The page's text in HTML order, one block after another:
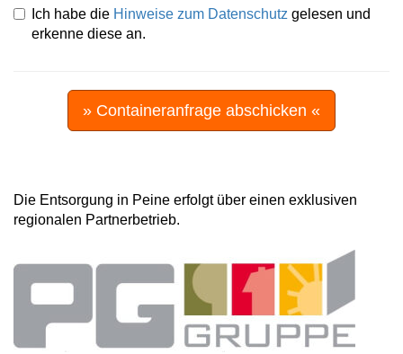
Ich habe die Hinweise zum Datenschutz gelesen und
erkenne diese an.
» Containeranfrage abschicken «
Die Entsorgung in Peine erfolgt über einen exklusiven
regionalen Partnerbetrieb.